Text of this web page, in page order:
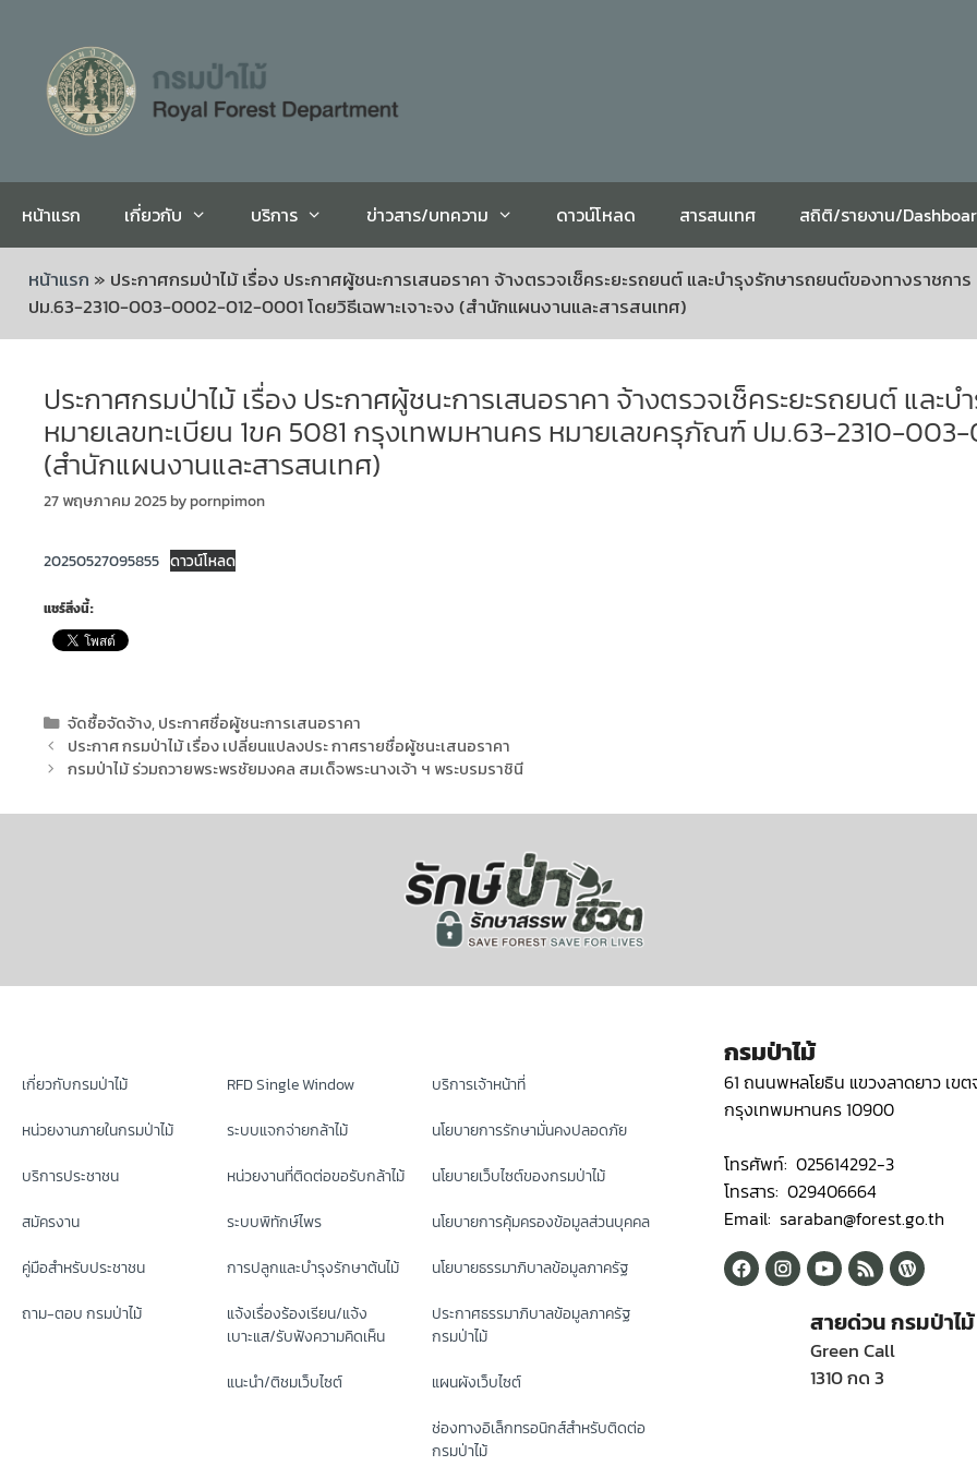
หน้าแรก เกี่ยวกับ บริการ ข่าวสาร/บทความ ดาวน์โหลด สารสนเทศ สถิติ/รายงาน/
หน้าแรก » ประกาศกรมป่าไม้ เรื่อง ประกาศผู้ชนะการเสนอราคา จ้างตรวจเช็คระยะรถยนต์ และบำรุงรักษารถยนต์ของทางราชก
ปม.63-2310-003-0002-012-0001 โดยวิธีเฉพาะเจาะจง (สำนักแผนงานและสารสนเทศ)
ประกาศกรมป่าไม้ เรื่อง ประกาศผู้ชนะการเสนอราคา จ้างตรวจเช็คระยะรถยนต์ และ
หมายเลขทะเบียน 1ขค 5081 กรุงเทพมหานคร หมายเลขครุภัณฑ์ ปม.63-2310-003-
(สำนักแผนงานและสารสนเทศ)
27 พฤษภาคม 2025bypornpimon
20250527095855 ดาวน์โหลด
แชร์สิ่งนี้:
จัดซื้อจัดจ้าง,ประกาศชื่อผู้ชนะการเสนอราคา
ประกาศ กรมป่าไม้ เรื่อง เปลี่ยนแปลงประ กาศรายชื่อผู้ชนะเสนอราคา
กรมป่าไม้ ร่วมถวายพระพรชัยมงคล สมเด็จพระนางเจ้า ฯ พระบรมราชินี
เกี่ยวกับกรมป่าไม้
หน่วยงานภายในกรมป่าไม้
บริการประชาชน
สมัครงาน
คู่มือสำหรับประชาชน
ถาม-ตอบ กรมป่าไม้
RFD Single Window
ระบบแจกจ่ายกล้าไม้
หน่วยงานที่ติดต่อขอรับกล้าไม้
ระบบพิทักษ์ไพร
การปลูกและบำรุงรักษาต้นไม้
แจ้งเรื่องร้องเรียน/แจ้ง
เบาะแส/รับฟังความคิดเห็น
แนะนำ/ติชมเว็บไซต์
บริการเจ้าหน้าที่
นโยบายการรักษามั่นคงปลอดภัย
นโยบายเว็บไซต์ของกรมป่าไม้
นโยบายการคุ้มครองข้อมูลส่วนบุคคล
นโยบายธรรมาภิบาลข้อมูลภาครัฐ
ประกาศธรรมาภิบาลข้อมูลภาครัฐ
กรมป่าไม้
แผนผังเว็บไซต์
ช่องทางอิเล็กทรอนิกส์สำหรับติดต่อ
กรมป่าไม้
กรมป่าไม้
61 ถนนพหลโยธิน แขวงลาดยาว เข
กรุงเทพมหานคร 10900
โทรศัพท์: 025614292-3
โทรสาร: 029406664
Email: saraban@forest.go.th
สายด่วน กรมป่าไม้
Green Call
1310 กด 3